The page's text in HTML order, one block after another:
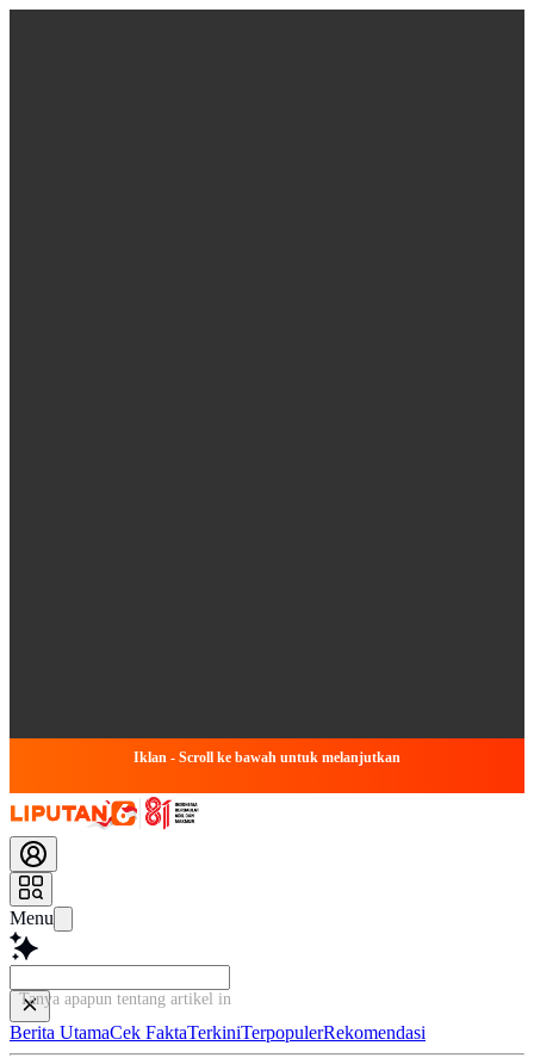
Iklan - Scroll ke bawah untuk melanjutkan
Menu
Tanya apapun tentang artik
Berita UtamaCek FaktaTerkiniTerpopulerRekomendasi